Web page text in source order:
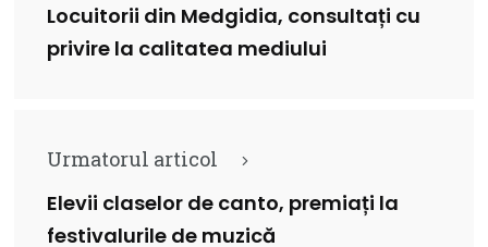
Locuitorii din Medgidia, consultați cu
privire la calitatea mediului
Urmatorul articol
Elevii claselor de canto, premiați la
festivalurile de muzică